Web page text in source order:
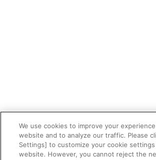
We use cookies to improve your
website and to analyze our traffic. Please
Settings] to customize your cookie
website. However, you cannot reject the